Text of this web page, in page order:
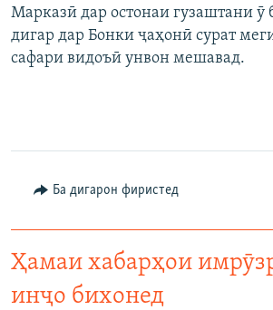
Марказӣ дар остонаи гузаштани ӯ
дигар дар Бонки ҷаҳонӣ сурат
сафари видоъӣ унвон мешавад.
Ба дигарон фиристед
Ҳамаи хабарҳои
инҷо бихонед